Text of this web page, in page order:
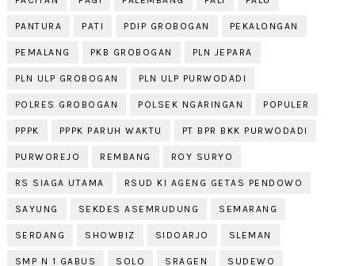
PANTURA PATI PDIP GROBOGAN PEKALONGAN
PEMALANG PKB GROBOGAN PLN JEPARA
PLN ULP GROBOGAN PLN ULP PURWODADI
POLRES GROBOGAN POLSEK NGARINGAN POPULER
PPPK PPPK PARUH WAKTU PT BPR BKK PURWODADI
PURWOREJO REMBANG ROY SURYO
RS SIAGA UTAMA RSUD KI AGENG GETAS PENDOWO
SAYUNG SEKDES ASEMRUDUNG SEMARANG
SERDANG SHOWBIZ SIDOARJO SLEMAN
SMP N 1 GABUS SOLO SRAGEN SUDEWO